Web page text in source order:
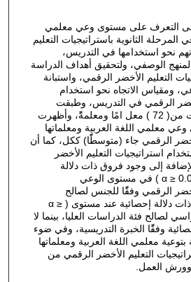
إلى التعرف على مستوى وعي معلمي
المرحلة الثانوية باستراتيجيات التعليم
نحو استخدامها في التدريس،
الوصفي، ولتحقيق أهداف الدراسة
التعليم الأخضر الرقمي، واستبانة
ومقياس الاتجاه نحو استخدام
الرقمي في التدريس، وطبقت
الدراسة على عينة تكونت من( 72 ) معل امًا ومعلمةًً، وأظهرت
معلمي اللغة العربية ومعلماتها
الرقمي جاء (متوسطًًا) ككل، كما أن
استراتيجيات التعليم الأخضر
إلى وجود فروق ذات دلالة
إحصائية عند مستوى ( α ≥ 0.05 ) في مستوى الوعي
الرقمي وفقًًا للجنس لصالح
المعلمين، ووجود فروق ذات دلالة إحصائية عند مستوى ( α ≥
لصالح فئة الدراسات العليا، بينما لا
وفقًًا الخبرة التدريسية، وفي ضوء
بتوعية معلمي اللغة العربية ومعلماتها
التعليم الأخضر الرقمي من
وورش العمل.